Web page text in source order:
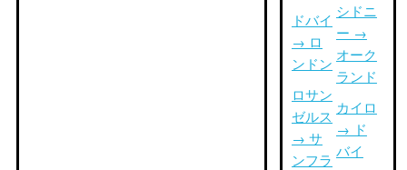
ドバイ
→ ロ
ンドン
ロサン
ゼルス
→ サ
ンフラ
シドニ
ー →
オーク
ランド
カイロ
→ ド
バイ